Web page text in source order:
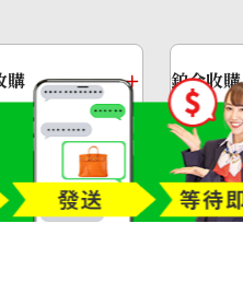
過去十年黃金價格
購 鉑金收購